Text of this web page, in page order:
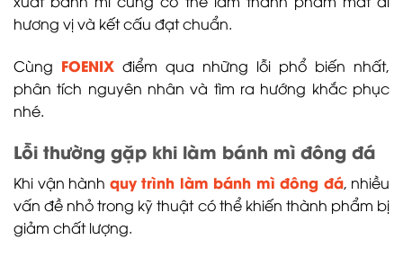
hương vị và kết cấu đạt chuẩn.
Cùng FOENIX điểm qua những lỗi phổ biến nhất,
phân tích nguyên nhân và tìm ra hướng khắc phục
nhé.
Lỗi thường gặp khi làm bánh mì đông đá
Khi vận hành quy trình làm bánh mì đông đá, nhiều
vấn đề nhỏ trong kỹ thuật có thể khiến thành phẩm bị
giảm chất lượng.